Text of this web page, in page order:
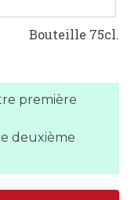
Bouteille 75cl.
première
deuxième